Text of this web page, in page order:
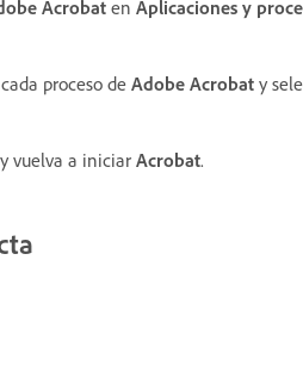
Acrobaten Aplicaciones y
proceso deAdobe Acrobat y
y vuelva a iniciar Acrobat.